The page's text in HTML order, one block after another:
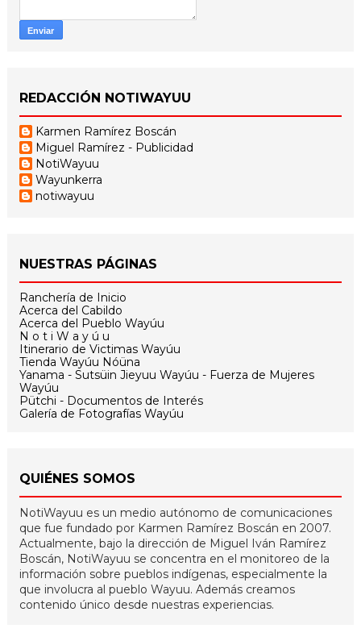
REDACCIÓN NOTIWAYUU
Karmen Ramírez Boscán
Miguel Ramírez - Publicidad
NotiWayuu
Wayunkerra
notiwayuu
NUESTRAS PÁGINAS
Ranchería de Inicio
Acerca del Cabildo
Acerca del Pueblo Wayúu
N o t i W a y ú u
Itinerario de Victimas Wayúu
Tienda Wayúu Nóüna
Yanama - Sutsüin Jieyuu Wayúu - Fuerza de Mujeres
Wayúu
Pütchi - Documentos de Interés
Galería de Fotografías Wayúu
QUIÉNES SOMOS
NotiWayuu es un medio autónomo de comunicaciones
que fue fundado por Karmen Ramírez Boscán en 2007.
Actualmente, bajo la dirección de Miguel Iván Ramírez
Boscán, NotiWayuu se concentra en el monitoreo de la
información sobre pueblos indígenas, especialmente la
que involucra al pueblo Wayuu. Además creamos
contenido único desde nuestras experiencias.